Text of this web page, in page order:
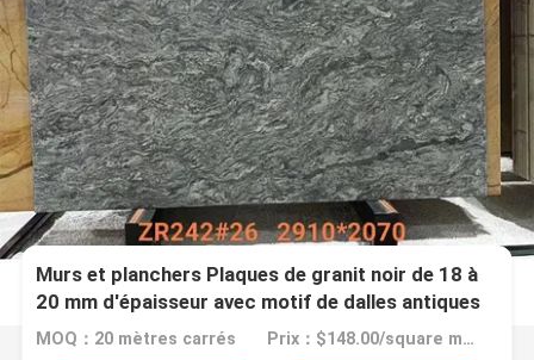
Murs et planchers Plaques de granit noir de 18 à
20 mm d'épaisseur avec motif de dalles antiques
MOQ：20 mètres carrés Prix：$148.00/square meters 20-99 square meters